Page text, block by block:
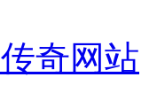
奇网站